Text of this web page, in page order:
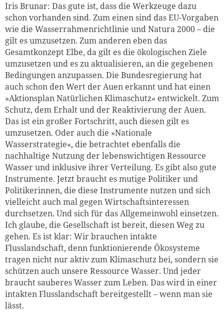
Iris Brunar: Das gute ist, dass die Werkzeuge dazu
schon vorhanden sind. Zum einen sind das EU-Vorgaben
wie die Wasserrahmenrichtlinie und Natura 2000 – die
gilt es umzusetzen. Zum anderen eben das
Gesamtkonzept Elbe, da gilt es die ökologischen Ziele
umzusetzen und es zu aktualisieren, an die gegebenen
Bedingungen anzupassen. Die Bundesregierung hat
auch schon den Wert der Auen erkannt und hat einen
»Aktionsplan Natürlichen Klimaschutz« entwickelt. Zum
Schutz, dem Erhalt und der Reaktivierung der Auen.
Das ist ein großer Fortschritt, auch diesen gilt es
umzusetzen. Oder auch die »Nationale
Wasserstrategie«, die betrachtet ebenfalls die
nachhaltige Nutzung der lebenswichtigen Ressource
Wasser und inklusive ihrer Verteilung. Es gibt also gute
Instrumente. Jetzt braucht es mutige Politiker und
Politikerinnen, die diese Instrumente nutzen und sich
vielleicht auch mal gegen Wirtschaftsinteressen
durchsetzen. Und sich für das Allgemeinwohl einsetzen.
Ich glaube, die Gesellschaft ist bereit, diesen Weg zu
gehen. Es ist klar: Wir brauchen intakte
Flusslandschaft, denn funktionierende Ökosysteme
tragen nicht nur aktiv zum Klimaschutz bei, sondern sie
schützen auch unsere Ressource Wasser. Und jeder
braucht sauberes Wasser zum Leben. Das wird in einer
intakten Flusslandschaft bereitgestellt – wenn man sie
lässt.